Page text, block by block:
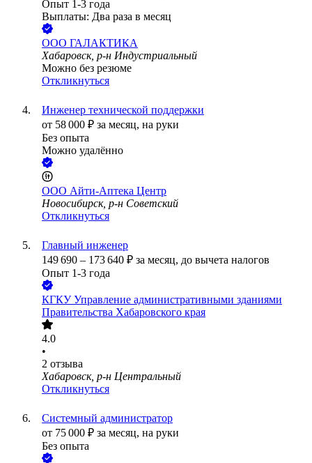
Опыт 1-3 года
Выплаты: Два раза в месяц
ООО ГАЛАКТИКА
Хабаровск, р-н Индустриальный
Можно без резюме
Откликнуться
Инженер технической поддержки
от 58 000 ₽ за месяц, на руки
Без опыта
Можно удалённо
ООО Айти-Аптека Центр
Новосибирск, р-н Советский
Откликнуться
Главный инженер
149 690 – 173 640 ₽ за месяц, до вычета налогов
Опыт 1-3 года
КГКУ Управление административными зданиями
Правительства Хабаровского края
4.0
•
2 отзыва
Хабаровск, р-н Центральный
Откликнуться
Системный администратор
от 75 000 ₽ за месяц, на руки
Без опыта